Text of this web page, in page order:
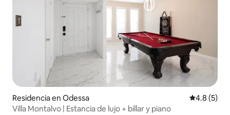
Residencia en Odessa
4.8 (5)
Villa Montalvo | Estancia de lujo + billar y piano